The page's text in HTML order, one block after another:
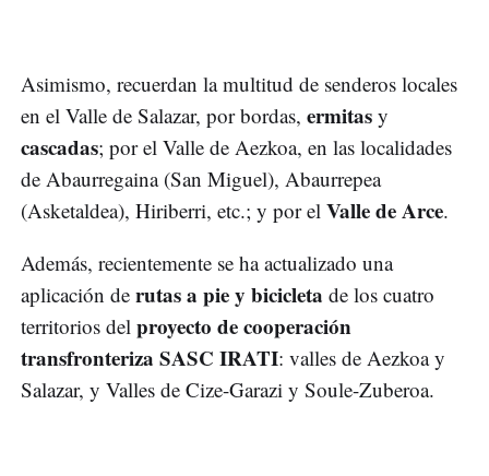
Asimismo, recuerdan la multitud de senderos locales
en el Valle de Salazar, por bordas, ermitas y
cascadas; por el Valle de Aezkoa, en las localidades
de Abaurregaina (San Miguel), Abaurrepea
(Asketaldea), Hiriberri, etc.; y por el Valle de Arce.
Además, recientemente se ha actualizado una
aplicación de rutas a pie y bicicleta de los cuatro
territorios del proyecto de cooperación
transfronteriza SASC IRATI: valles de Aezkoa y
Salazar, y Valles de Cize-Garazi y Soule-Zuberoa.